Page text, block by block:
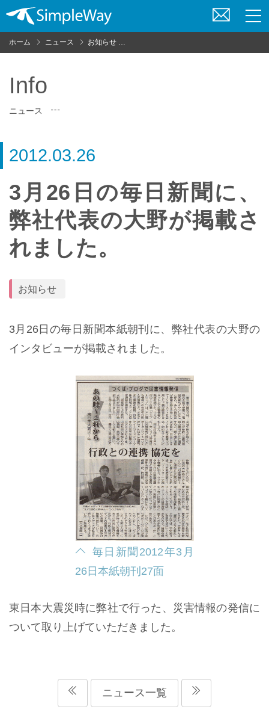
お
問
い
ホーム ニュース お知らせ
Info
ニュース
2012.03.26
3月26日の毎日新聞に、
弊社代表の大野が掲載さ
れました。
お知らせ
3月26日 の毎日新聞本紙朝刊に、弊社代表の大野の
インタビューが掲載されました。
毎日新聞 2012年3月
26日本紙朝刊27面
東日本大震災時に弊社で行った、災害情報の発信に
ついて取り上げていただきました。
ニュース一覧